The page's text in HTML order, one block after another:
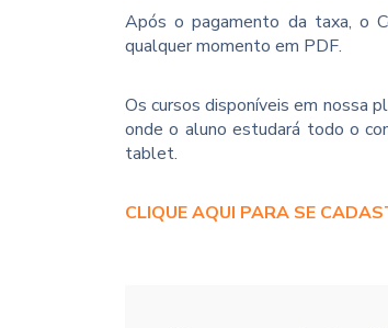
Após o pagamento da taxa, o
qualquer momento em PDF.
Os cursos disponíveis em nossa
onde o aluno estudará todo o
tablet.
CLIQUE AQUI PARA SE